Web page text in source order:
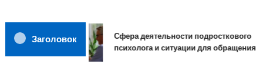
Заголовок
Сфера деятельности подросткового
психолога и ситуации для обращения